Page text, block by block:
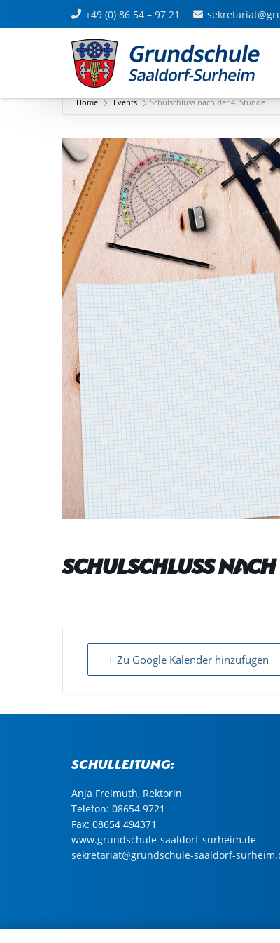
+49 (0) 86 54 – 97 21
Home Events Schulschluss nach der 4. Stunde
Schulschluss nach
+ Zu Google Kalender hinzufügen
Schulleitung:
Anja Freimuth, Rektorin
Telefon: 08654 9721
Fax: 08654 494371
www.grundschule-saaldorf-surheim.de
sekretariat@grundschule-saaldorf-